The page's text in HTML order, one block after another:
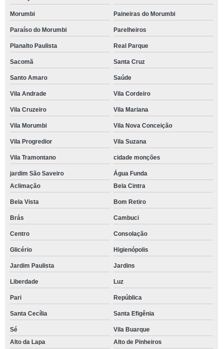
Morumbi Paineiras do Morumbi
Paraíso do Morumbi Parelheiros
Planalto Paulista Real Parque
Sacomã Santa Cruz
Santo Amaro Saúde
Vila Andrade Vila Cordeiro
Vila Cruzeiro Vila Mariana
Vila Morumbi Vila Nova Conceição
Vila Progredior Vila Suzana
Vila Tramontano cidade monções
jardim São Saveiro
Água Funda
Aclimação
Bela Cintra
Bela Vista Bom Retiro
Brás Cambuci
Centro Consolação
Glicério Higienópolis
Jardim Paulista Jardins
Liberdade Luz
Pari República
Santa Cecília Santa Efigênia
Sé
Vila Buarque
Alto da Lapa
Alto de Pinheiros